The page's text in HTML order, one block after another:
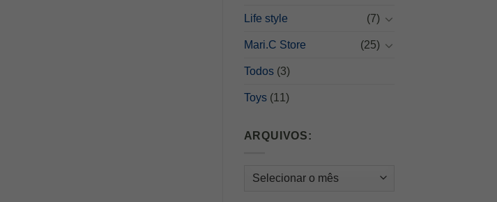
Life style (7)
Mari.C Store (25)
Todos(3)
Toys(11)
ARQUIVOS:
Arquivos: